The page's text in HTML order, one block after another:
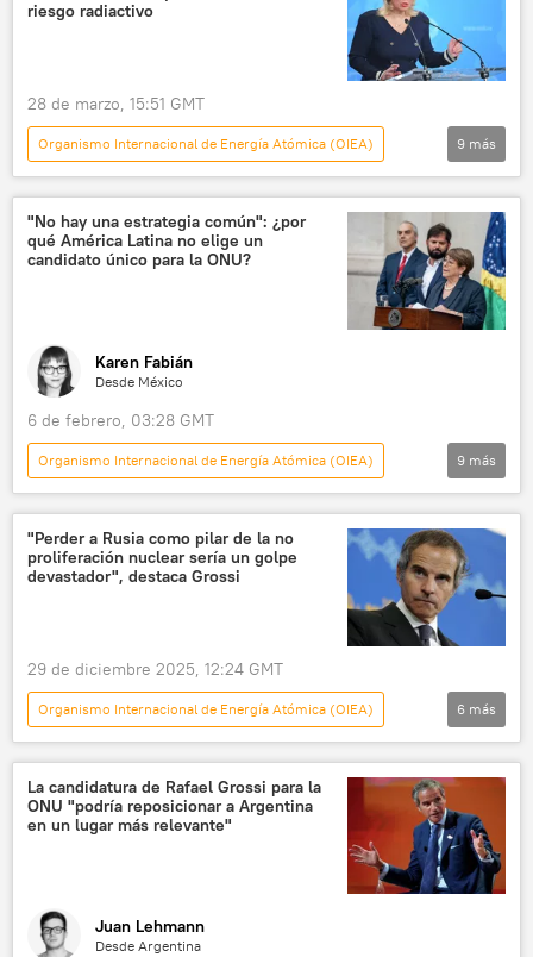
riesgo radiactivo
28 de marzo, 15:51 GMT
Organismo Internacional de Energía Atómica (OIEA)
Internacional
🌍 Oriente Medio
María Zajárova
Rafael Grossi
Irán
EEUU
📰 Escalada entre EEUU, Israel e Irán
9 más
"No hay una estrategia común": ¿por
qué América Latina no elige un
candidato único para la ONU?
Karen Fabián
Desde México
6 de febrero, 03:28 GMT
Organismo Internacional de Energía Atómica (OIEA)
América Latina
💬 Opinión y Análisis
Antonio Guterres
Rafael Grossi
México
Brasil Chile
9 más
"Perder a Rusia como pilar de la no
proliferación nuclear sería un golpe
devastador", destaca Grossi
29 de diciembre 2025, 12:24 GMT
Organismo Internacional de Energía Atómica (OIEA)
Internacional
Rafael Grossi
Rusia
Programa nuclear de Irán
💬 Opinión y Análisis
6 más
La candidatura de Rafael Grossi para la
ONU "podría reposicionar a Argentina
en un lugar más relevante"
Juan Lehmann
Desde Argentina